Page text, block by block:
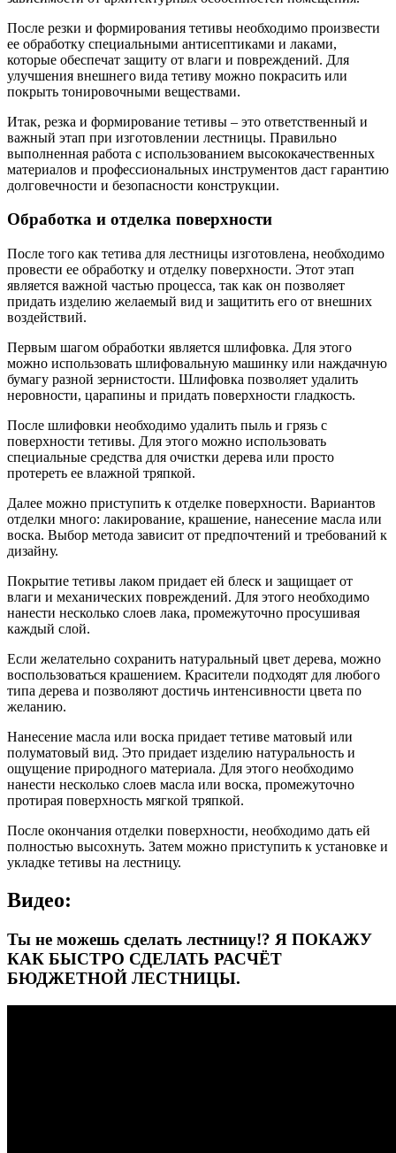
После резки и формирования тетивы необходимо произвести
ее обработку специальными антисептиками и лаками,
которые обеспечат защиту от влаги и повреждений. Для
улучшения внешнего вида тетиву можно покрасить или
покрыть тонировочными веществами.
Итак, резка и формирование тетивы – это ответственный и
важный этап при изготовлении лестницы. Правильно
выполненная работа с использованием высококачественных
материалов и профессиональных инструментов даст гарантию
долговечности и безопасности конструкции.
Обработка и отделка поверхности
После того как тетива для лестницы изготовлена, необходимо
провести ее обработку и отделку поверхности. Этот этап
является важной частью процесса, так как он позволяет
придать изделию желаемый вид и защитить его от внешних
воздействий.
Первым шагом обработки является шлифовка. Для этого
можно использовать шлифовальную машинку или наждачную
бумагу разной зернистости. Шлифовка позволяет удалить
неровности, царапины и придать поверхности гладкость.
После шлифовки необходимо удалить пыль и грязь с
поверхности тетивы. Для этого можно использовать
специальные средства для очистки дерева или просто
протереть ее влажной тряпкой.
Далее можно приступить к отделке поверхности. Вариантов
отделки много: лакирование, крашение, нанесение масла или
воска. Выбор метода зависит от предпочтений и требований к
дизайну.
Покрытие тетивы лаком придает ей блеск и защищает от
влаги и механических повреждений. Для этого необходимо
нанести несколько слоев лака, промежуточно просушивая
каждый слой.
Если желательно сохранить натуральный цвет дерева, можно
воспользоваться крашением. Красители подходят для любого
типа дерева и позволяют достичь интенсивности цвета по
желанию.
Нанесение масла или воска придает тетиве матовый или
полуматовый вид. Это придает изделию натуральность и
ощущение природного материала. Для этого необходимо
нанести несколько слоев масла или воска, промежуточно
протирая поверхность мягкой тряпкой.
После окончания отделки поверхности, необходимо дать ей
полностью высохнуть. Затем можно приступить к установке и
укладке тетивы на лестницу.
Видео:
Ты не можешь сделать лестницу!? Я ПОКАЖУ
КАК БЫСТРО СДЕЛАТЬ РАСЧЁТ
БЮДЖЕТНОЙ ЛЕСТНИЦЫ.